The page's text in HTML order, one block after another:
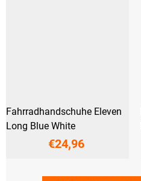
Fahrradhandschuhe Eleven
Long Blue White
€24,96